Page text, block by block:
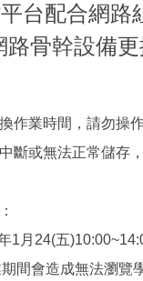
台配合網路
路骨幹設備
作業時間，請勿操
斷或無法正常儲存
1月24(五
間會造成無法瀏覽